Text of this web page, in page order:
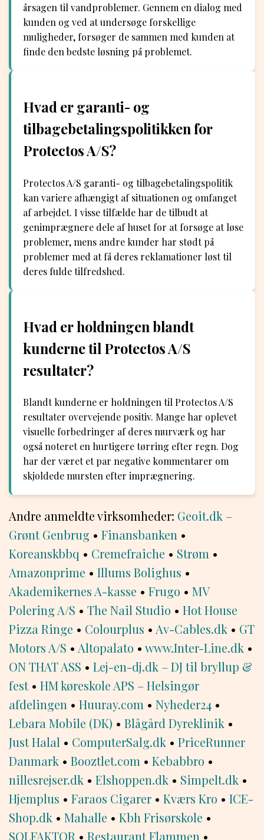
årsagen til vandproblemer. Gennem en dialog med
kunden og ved at undersøge forskellige
muligheder, forsøger de sammen med kunden at
finde den bedste løsning på problemet.
Hvad er garanti- og
tilbagebetalingspolitikken for
Protectos A/S?
Protectos A/S garanti- og tilbagebetalingspolitik
kan variere afhængigt af situationen og omfanget
af arbejdet. I visse tilfælde har de tilbudt at
genimprægnere dele af huset for at forsøge at løse
problemer, mens andre kunder har stødt på
problemer med at få deres reklamationer løst til
deres fulde tilfredshed.
Hvad er holdningen blandt
kunderne til Protectos A/S
resultater?
Blandt kunderne er holdningen til Protectos A/S
resultater overvejende positiv. Mange har oplevet
visuelle forbedringer af deres murværk og har
også noteret en hurtigere tørring efter regn. Dog
har der været et par negative kommentarer om
skjoldede mursten efter imprægnering.
Andre anmeldte virksomheder: Geoit.dk –
Grønt Genbrug • Finansbanken •
Koreanskbbq • Cremefraiche • Strøm •
Amazonprime • Illums Bolighus •
Akademikernes A-kasse • Frugo • MV
Polering A/S • The Nail Studio • Hot House
Pizza Ringe • Colourplus • Av-Cables.dk • GT
Motors A/S • Altopalato • www.Inter-Line.dk •
ON THAT ASS • Lej-en-dj.dk – DJ til bryllup &
fest• HM køreskole APS – Helsingør
afdelingen • Huuray.com • Nyheder24 •
Lebara Mobile (DK) • Blågård Dyreklinik •
Just Halal • ComputerSalg.dk • PriceRunner
Danmark • Booztlet.com • Kebabbro •
nillesrejser.dk • Elshoppen.dk • Simpelt.dk •
Hjemplus • Faraos Cigarer • Kværs Kro • ICE-
Shop.dk • Mahalle • Kbh Frisørskole •
SOLFAKTOR • Restaurant Flammen •